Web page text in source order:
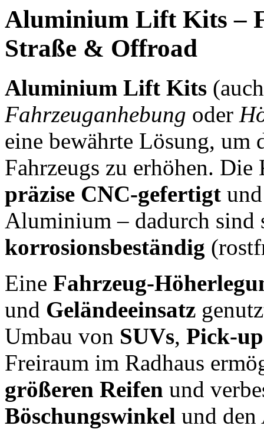
Aluminium Lift Kits –
Straße & Offroad
Aluminium Lift Kits
Fahrzeuganhebung oder
eine bewährte Lösung, um
Fahrzeugs zu erhöhen.
präzise CNC-gefertigt
Aluminium – dadurch sind
korrosionsbeständig
Eine Fahrzeug-
und Geländeeinsatz
Umbau von SUVs, Pick-
Freiraum im Radhaus
größeren Reifen und
Böschungswinkel und den